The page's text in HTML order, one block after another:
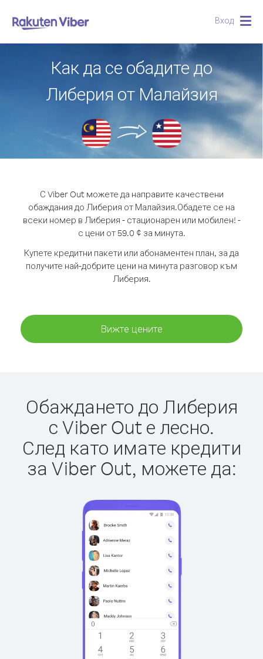
Вход
Как да се обадите до
Либерия от Малайзия
С Viber Out можете да направите качествени
обаждания до Либерия от Малайзия.Обадете се на
всеки номер в Либерия - стационарен или мобилен! -
с цени от 59.0 ¢ за минута.
Купете кредитни пакети или абонаментен план, за да
получите най-добрите цени на минута разговор към
Либерия.
Вижте цените
Обаждането до Либерия
с Viber Out е лесно.
След като имате кредити
за Viber Out, можете да: